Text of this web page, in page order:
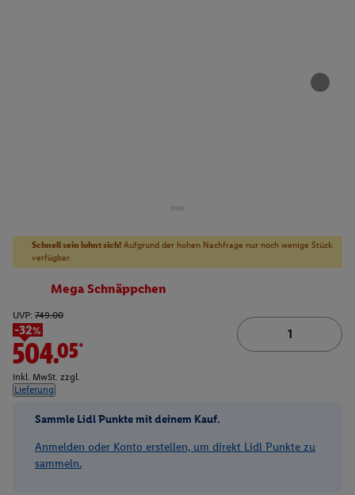
Schnell sein lohnt sich! Aufgrund der hohen Nachfrage nur noch wenige Stück
verfügbar.
Mega Schnäppchen
UVP: 749.00
-32%
504.05*
inkl. MwSt. zzgl.
Lieferung
Sammle Lidl Punkte mit deinem Kauf.
Anmelden oder Konto erstellen, um direkt Lidl Punkte zu
sammeln.